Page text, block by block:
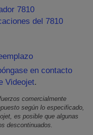
7810
del 7810
en contacto
Videojet.
comercialmente
según lo especificado,
es posible que algunas
descontinuados.